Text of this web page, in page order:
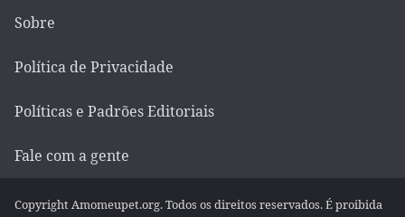
Sobre
Política de Privacidade
Políticas e Padrões Editoriais
Fale com a gente
Copyright Amomeupet.org. Todos os direitos reservados. É proibida